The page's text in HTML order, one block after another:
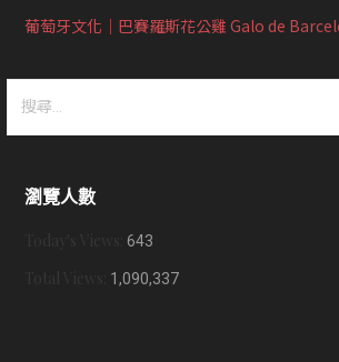
葡萄牙文化｜巴賽羅斯花公雞 Galo de
瀏覽人數
Today's Views:643
1,090,337